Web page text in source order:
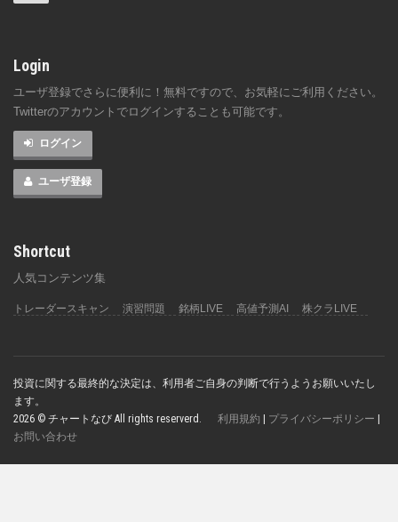
Login
ユーザ登録でさらに便利に！無料ですので、お気軽にご利用ください。
Twitterのアカウントでログインすることも可能です。
ログイン
ユーザ登録
Shortcut
人気コンテンツ集
トレーダースキャン 演習問題 銘柄LIVE 高値予測AI 株クラLIVE
投資に関する最終的な決定は、利用者ご自身の判断で行うようお願いいたし
ます。
2026 © チャートなび All rights reserverd. 利用規約 | プライバシーポリシー |
お問い合わせ